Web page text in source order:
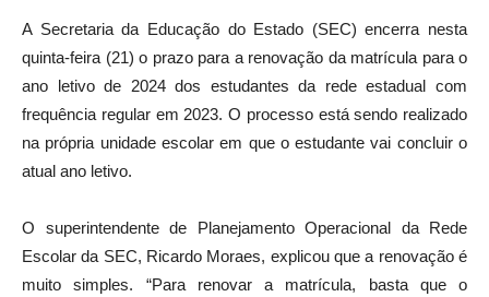
A Secretaria da Educação do Estado (SEC) encerra nesta
quinta-feira (21) o prazo para a renovação da matrícula para o
ano letivo de 2024 dos estudantes da rede estadual com
frequência regular em 2023. O processo está sendo realizado
na própria unidade escolar em que o estudante vai concluir o
atual ano letivo.
O superintendente de Planejamento Operacional da Rede
Escolar da SEC, Ricardo Moraes, explicou que a renovação é
muito simples. “Para renovar a matrícula, basta que o